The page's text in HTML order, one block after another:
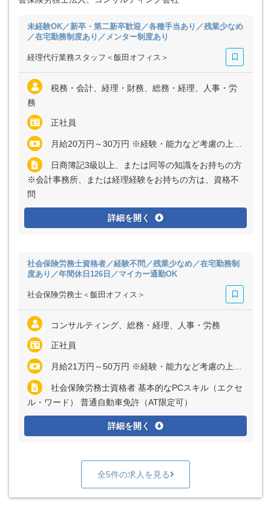
未経験OK／新卒・第二新卒歓迎／各種手当あり／残業少なめ
／在宅勤務制度あり／メンター制度あり
経理代行業務スタッフ＜飯田オフィス＞
税務・会計、経理・財務、総務・経理、人事・労
務
正社員
月給20万円～30万円 ※経験・能力など考慮の上、決定いたします ※残業代は全額支給
日商簿記3級以上、または同等の知識をお持ちの方
※会計事務所、または経理経験をお持ちの方は、資格不
問
詳細を開く
社会保険労務士資格者／経験不問／残業少なめ／在宅勤務制
度あり／年間休日126日／マイカー通勤OK
社会保険労務士＜飯田オフィス＞
コンサルティング、総務・経理、人事・労務
正社員
月給21万円～50万円 ※経験・能力など考慮の上、決定いたします ※残業代は全額支給
社会保険労務士資格者 基本的なPCスキル（エクセ
ル・ワード） 普通自動車免許（AT限定可）
詳細を開く
全5件の求人を見る